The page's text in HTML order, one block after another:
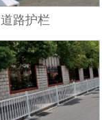
道路护栏